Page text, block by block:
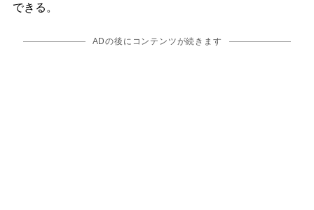
できる。
ADの後にコンテンツが続きます